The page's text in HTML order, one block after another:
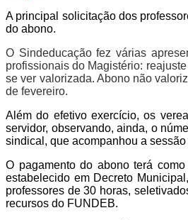
A principal solicitação dos
do abono.
O Sindeducação fez várias
profissionais do Magistério:
se ver valorizada. Abono não
de fevereiro.
Além do efetivo exercício, os
servidor, observando, ainda, o
sindical, que acompanhou a
O pagamento do abono terá
estabelecido em Decreto
professores de 30 horas,
recursos do FUNDEB.